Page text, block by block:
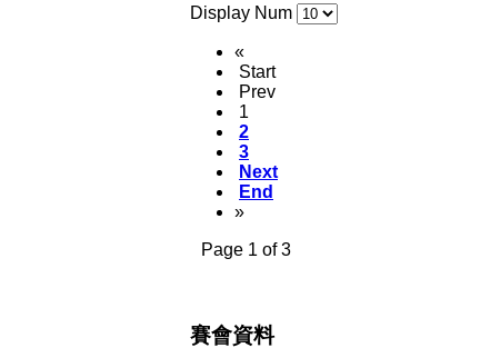
Display Num
«
Start
Prev
1
2
3
Next
End
»
Page 1 of 3
賽會資料